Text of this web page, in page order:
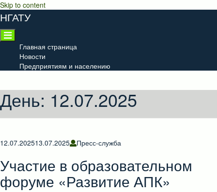
Skip to content
НГАТУ
Главная страница
Новости
Предприятиям и населению
День: 12.07.2025
12.07.202513.07.2025 Пресс-служба
Участие в образовательном
форуме «Развитие АПК»